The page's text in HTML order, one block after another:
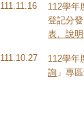
111.11.16
112學年
登記分
表、說
111.10.27 112學年
詢 」專